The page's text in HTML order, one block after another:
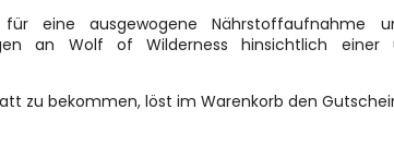
eine ausgewogene Nährstoffaufnahme
an Wolf of Wilderness hinsichtlich einer
zu bekommen, löst im Warenkorb den